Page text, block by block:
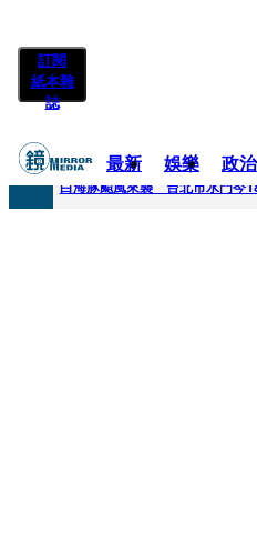
訂閱
紙本雜
誌
最新 娛樂 政
快訊
白海豚颱風來襲 台北市水門今